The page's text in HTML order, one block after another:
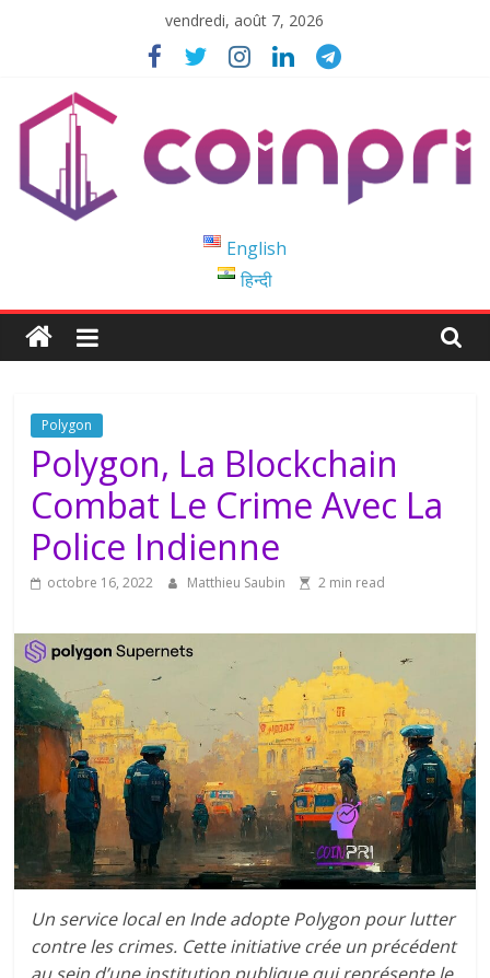
vendredi, août 7, 2026
Blockchain
Easy
to
English
हिन्दी
Polygon
Polygon, La Blockchain
Combat Le Crime Avec La
Police Indienne
octobre 16, 2022 Matthieu Saubin 2 min read
Un service local en Inde adopte Polygon pour lutter
contre les crimes. Cette initiative crée un précédent